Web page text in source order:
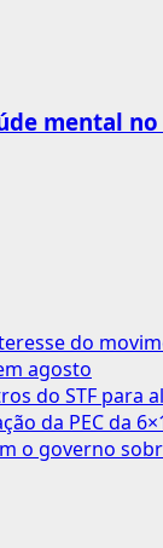
mental
do
agosto
do STF para
da PEC da
o governo